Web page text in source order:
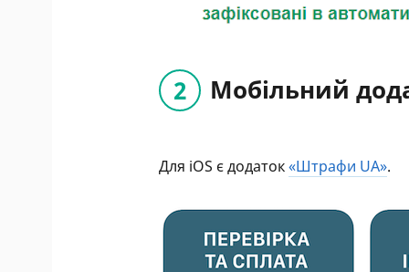
Мобільний
Для iOS є додаток«Штрафи UA».